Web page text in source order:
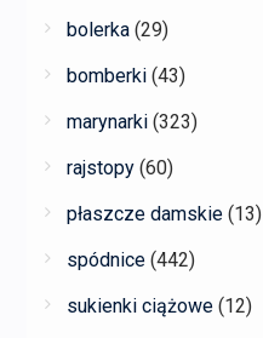
bolerka (29)
bomberki (43)
marynarki (323)
rajstopy (60)
płaszcze damskie (13)
spódnice (442)
sukienki ciążowe (12)